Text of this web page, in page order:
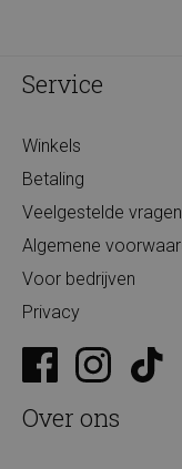
Service
Winkels
Betaling
Veelgestelde vragen
Algemene
Voor bedrijven
Privacy
Over ons